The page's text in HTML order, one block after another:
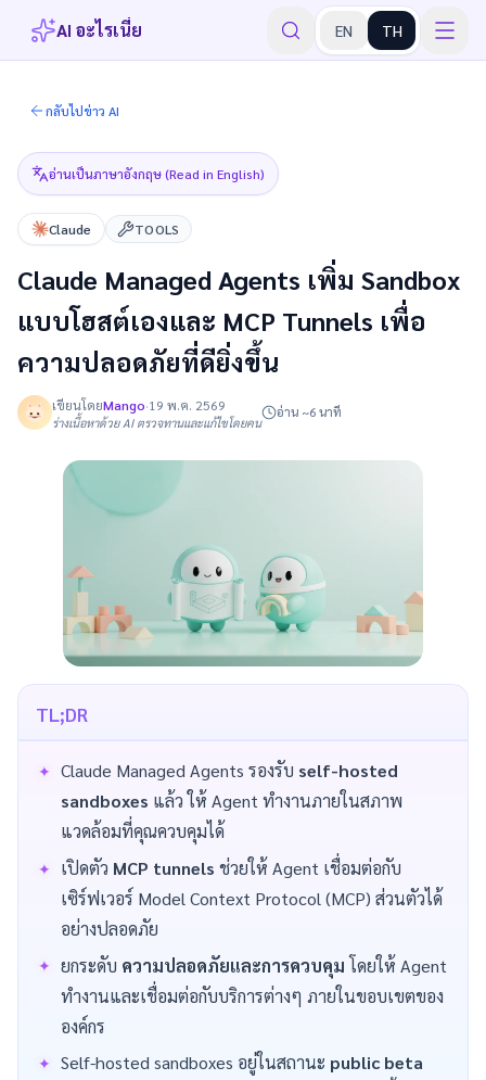
AI อะไรเนี่ย EN TH
กลับไปข่าว AI
อ่านเป็นภาษาอังกฤษ (Read in English)
Claude TOOLS
Claude Managed Agents เพิ่ม Sandbox
แบบโฮสต์เองและ MCP Tunnels เพื่อ
ความปลอดภัยที่ดียิ่งขึ้น
เขียนโดยMango·19 พ.ค. 2569
ร่างเนื้อหาด้วย AI ตรวจทานและแก้ไขโดยคน
อ่าน ~6 นาที
TL;DR
Claude Managed Agents รองรับ self-hosted
sandboxes แล้ว ให้ Agent ทำงานภายในสภาพ
แวดล้อมที่คุณควบคุมได้
เปิดตัว MCP tunnels ช่วยให้ Agent เชื่อมต่อกับ
เซิร์ฟเวอร์ Model Context Protocol (MCP) ส่วนตัวได้
อย่างปลอดภัย
ยกระดับ ความปลอดภัยและการควบคุมโดยให้ Agent
ทำงานและเชื่อมต่อกับบริการต่างๆ ภายในขอบเขตของ
องค์กร
Self-hosted sandboxes อยู่ในสถานะ public beta